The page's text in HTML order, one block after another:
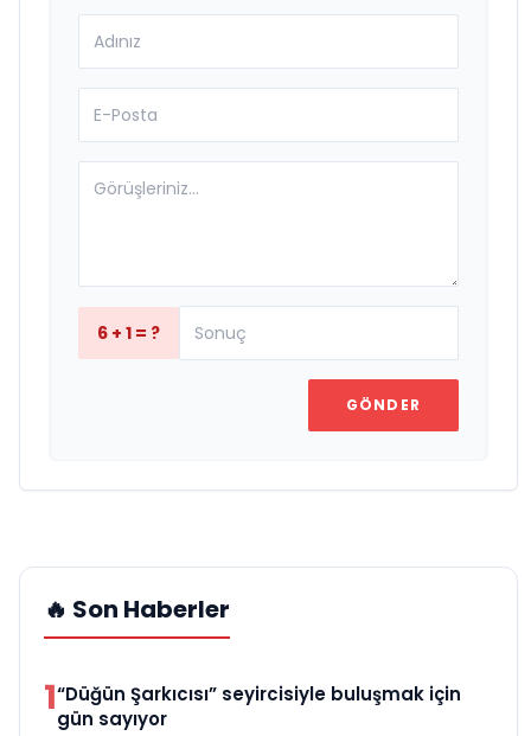
6 + 1 = ?
GÖNDER
🔥 Son Haberler
1“Düğün Şarkıcısı” seyircisiyle buluşmak için
gün sayıyor